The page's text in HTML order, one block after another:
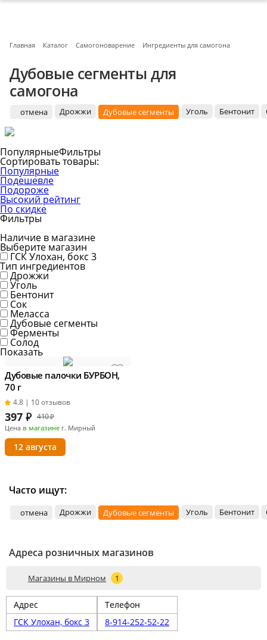
Главная Каталог Самогоноварение Ингредиенты для самогона
Дубовые сегменты для
самогона
отмена Дрожжи Дубовые сегменты Уголь Бентонит
ПопулярныеФильтры
Сортировать товары:
Популярные
Подешевле
Подороже
Высокий рейтинг
По скидке
Фильтры
Наличие в магазине
Выберите магазин
ГСК Улохан, бокс 3
Тип ингредиентов
Дрожжи
Уголь
Бентонит
Сок
Меласса
Дубовые сегменты
Ферменты
Солод
Показать
Дубовые палочки БУРБОН,
70 г
4.8 | 10 отзывов
397 ₽ 410 ₽
Цена в магазине г. Мирный
12 августа
Часто ищут:
отмена Дрожжи Дубовые сегменты Уголь Бентонит
Адреса розничных магазинов
Магазины в Мирном 1
Адрес
Телефон
ГСК Улохан, бокс 3
8-914-252-52-22